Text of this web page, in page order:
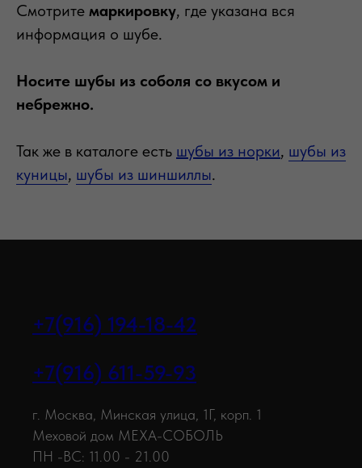
Смотрите маркировку, где указана вся
информация о шубе.
Носите шубы из соболя со вкусом и
небрежно.
Так же в каталоге есть шубы из норки, шубы из
куницы, шубы из шиншиллы.
+7(916) 194-18-42
+7(916) 611-59-93
г. Москва, Минская улица, 1Г, корп. 1
Меховой дом MEXA-СОБОЛЬ
ПН -ВС: 11.00 - 21.00